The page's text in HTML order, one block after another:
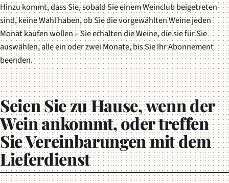
Hinzu kommt, dass Sie, sobald Sie einem Weinclub beigetreten
sind, keine Wahl haben, ob Sie die vorgewählten Weine jeden
Monat kaufen wollen – Sie erhalten die Weine, die sie für Sie
auswählen, alle ein oder zwei Monate, bis Sie Ihr Abonnement
beenden.
Seien Sie zu Hause, wenn der
Wein ankommt, oder treffen
Sie Vereinbarungen mit dem
Lieferdienst